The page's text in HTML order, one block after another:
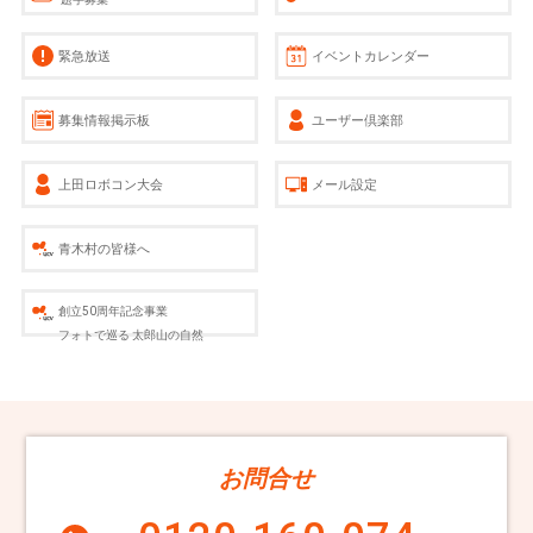
緊急放送 イベントカレンダー
募集情報掲示板 ユーザー倶楽部
上田ロボコン大会 メール設定
青木村の皆様へ
創立50周年記念事業
フォトで巡る 太郎山の自然
お問合せ